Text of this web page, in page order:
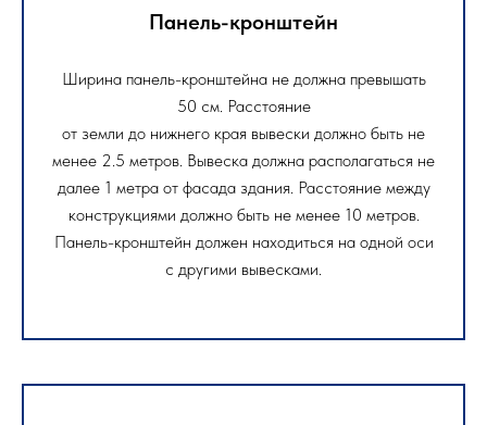
Панель-кронштейн
Ширина панель-кронштейна не должна превышать
50 см. Расстояние
от земли до нижнего края вывески должно быть не
менее 2.5 метров. Вывеска должна располагаться не
далее 1 метра от фасада здания. Расстояние между
конструкциями должно быть не менее 10 метров.
Панель-кронштейн должен находиться на одной оси
с другими вывесками.